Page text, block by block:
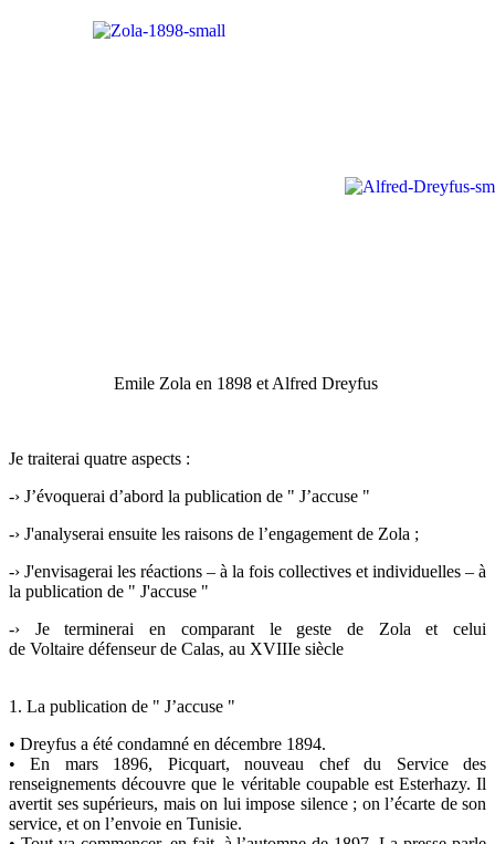
Emile Zola en 1898 et Alfred Dreyfus
Je traiterai quatre aspects :
-› J’évoquerai d’abord la publication de " J’accuse "
-› J'analyserai ensuite les raisons de l’engagement de Zola ;
-› J'envisagerai les réactions – à la fois collectives et individuelles – à
la publication de " J'accuse "
-› Je terminerai en comparant le geste de Zola et celui
de Voltaire défenseur de Calas, au XVIIIe siècle
1. La publication de " J’accuse "
• Dreyfus a été condamné en décembre 1894.
• En mars 1896, Picquart, nouveau chef du Service des
renseignements découvre que le véritable coupable est Esterhazy. Il
avertit ses supérieurs, mais on lui impose silence ; on l’écarte de son
service, et on l’envoie en Tunisie.